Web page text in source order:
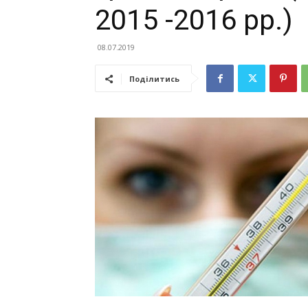
2015 -2016 рр.)
08.07.2019
Поділитись